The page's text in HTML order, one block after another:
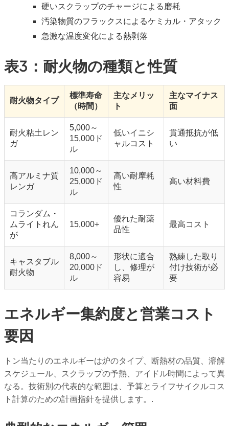
硬いスクラップのチャージによる磨耗
汚染物質のフラックスによるケミカル・アタック
急激な温度変化による熱剥落
表3：耐火物の種類と性質
耐火物タイプ
標準寿命
（時間）
主なメリッ
ト
主なマイナス
面
耐火粘土レン
ガ
5,000～
15,000ド
ル
低いイニシ
ャルコスト
貫通抵抗が低
い
高アルミナ質
レンガ
10,000～
25,000ド
ル
高い耐摩耗
性
高い材料費
コランダム・
ムライトれん
が
15,000+
優れた耐薬
品性
最高コスト
キャスタブル
耐火物
8,000～
20,000ド
ル
形状に適合
し、修理が
容易
熟練した取り
付け技術が必
要
エネルギー集約度と営業コスト
要因
トン当たりのエネルギーは炉のタイプ、断熱材の品質、溶解
スケジュール、スクラップの予熱、アイドル時間によって異
なる。技術別の代表的な範囲は、予算とライフサイクルコス
ト計算のための計画指針を提供します。.